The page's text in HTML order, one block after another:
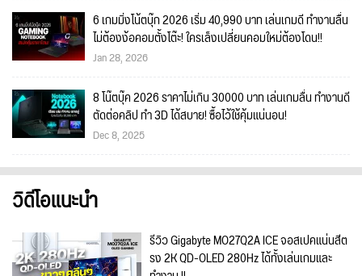
6 เกมมิ่งโน้ตบุ๊ก 2026 เริ่ม 40,990 บาท เล่นเกมดี ทำงานลื่น
ไม่ต้องง้อคอมตั้งโต๊ะ! ใครเล็งเปลี่ยนคอมใหม่ต้องโดน!!
Jan 28, 2026
8 โน๊ตบุ๊ค 2026 ราคาไม่เกิน 30000 บาท เล่นเกมลื่น ทำงานดี
ตัดต่อคลิป ทำ 3D ได้สบาย! ซื้อไว้ใช้คุ้มแน่นอน!
Dec 8, 2025
วิดีโอแนะนำ
รีวิว Gigabyte MO27Q2A ICE จอสเปคแน่นสีต
รง 2K QD-OLED 280Hz ได้ทั้งเล่นเกมและ